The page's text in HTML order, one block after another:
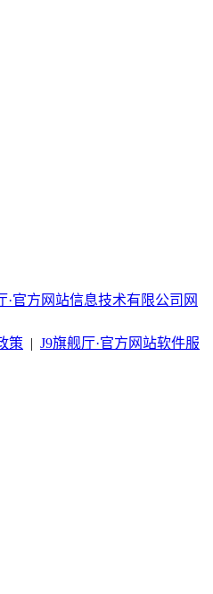
·官方网站信息技术有限公司 网
策
J9旗舰厅·官方网站软件服